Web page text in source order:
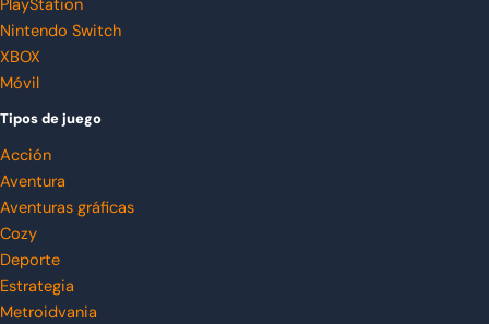
PlayStation
Nintendo Switch
XBOX
Móvil
Tipos de juego
Acción
Aventura
Aventuras gráficas
Cozy
Deporte
Estrategia
Metroidvania